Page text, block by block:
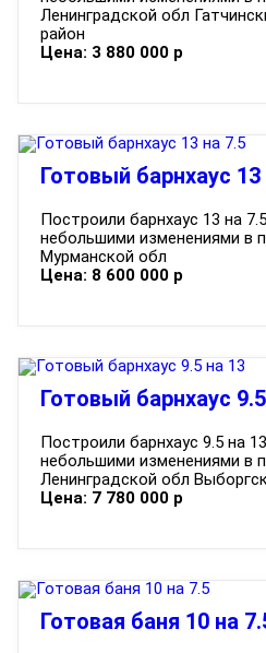
Ленинградской обл
район
Цена: 3 880 000 р
Готовый барнхаус 13
Построили барнхаус 13 на
небольшими изменениями в
Мурманской обл
Цена: 8 600 000 р
Готовый барнхаус
Построили барнхаус 9.5 на
небольшими изменениями в
Ленинградской обл
Цена: 7 780 000 р
Готовая баня 10 на